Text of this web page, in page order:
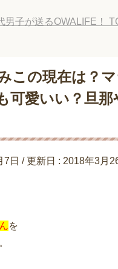
男子が送るOWALIFE！
この現在は？
可愛いい？旦那
7日 / 更新日 : 2018年3月
を